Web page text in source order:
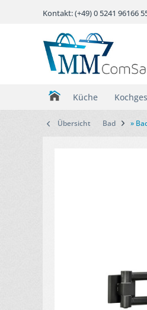
Kontakt: (+49) 0 5241
Küche
Übersicht Bad »